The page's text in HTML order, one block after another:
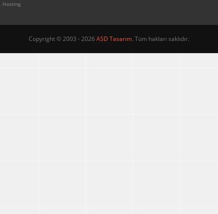
Hosting
Copyright © 2003 - 2026 ASD Tasarım. Tüm hakları saklıdır.